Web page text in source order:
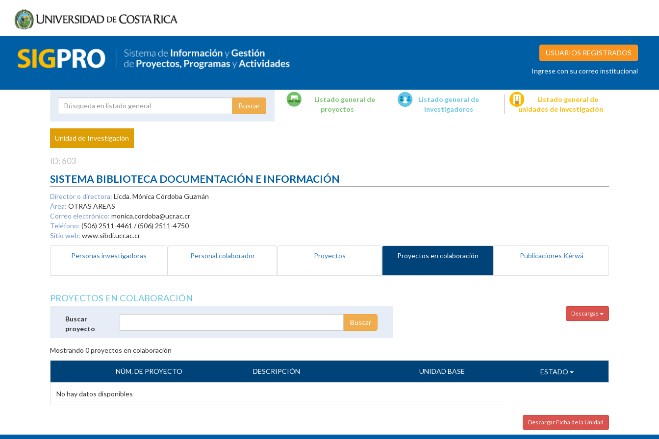
USUARIOS REGISTRADOS
Ingrese con su correo institucional
Proyecto
Investigador
Listado general de
proyectos
Listado general de
investigadores
Listado general de
unidades de investigación
Unidad de Investigación
ID: 603
SISTEMA BIBLIOTECA DOCUMENTACIÓN E INFORMACIÓN
Director o directora: Licda. Mónica Córdoba Guzmán
Área: OTRAS AREAS
Correo electrónico: monica.cordoba@ucr.ac.cr
Teléfono: (506) 2511-4461 / (506) 2511-4750
Sitio web: www.sibdi.ucr.ac.cr
Personas investigadoras Personal colaborador Proyectos Proyectos en colaboración Publicaciones Kérwá
PROYECTOS EN COLABORACIÓN
Descargas
Buscar
proyecto
Mostrando 0proyectos en colaboración
NÚM. DE PROYECTO DESCRIPCIÓN UNIDAD BASE ESTADO
No hay datos disponibles
Descargar Ficha de la Unidad